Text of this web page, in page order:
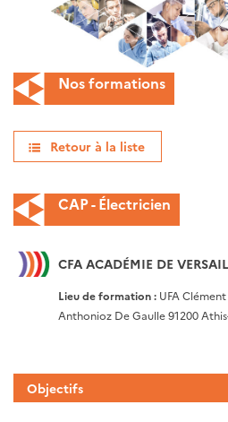
Nos formations
Retour à la liste
CAP - Électricien
CFA ACADÉMIE DE
Lieu de formation : UFA
Anthonioz De Gaulle 91200
Objectifs